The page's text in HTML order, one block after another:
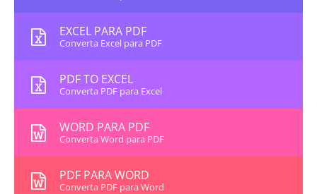
EXCEL PARA PDF
Converta Excel para PDF
PDF TO EXCEL
Converta PDF para Excel
WORD PARA PDF
Converta Word para PDF
PDF PARA WORD
Converta PDF para Word